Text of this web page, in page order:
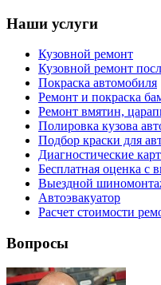
Наши услуги
Кузовной ремонт
Кузовной ремонт
Покраска автомобиля
Ремонт и покраска
Ремонт вмятин,
Полировка кузова
Подбор краски для
Диагностические
Бесплатная оценка с
Выездной
Автоэвакуатор
Расчет стоимости
Вопросы